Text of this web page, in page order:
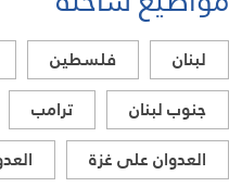
لبنان فلسطين
جنوب لبنان
ترامب
العدوان على غزة